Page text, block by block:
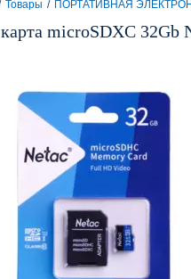
Товары / ПОРТАТИВНАЯ
microSDXC 32Gb